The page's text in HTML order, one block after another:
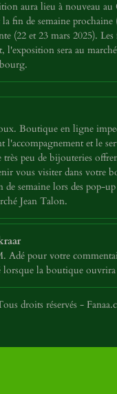
aura lieu à nouveau au
fin de semaine prochaine
(22 et 23 mars 2025).
l'exposition sera au
Boutique en ligne
l'accompagnement et le
très peu de bijouteries
vous visiter dans votre
de semaine lors des pop-
Jean Talon.
Adé pour votre
la boutique ouvrira
droits réservés -